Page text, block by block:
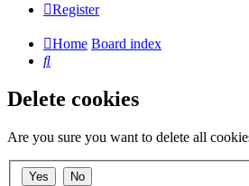
Register
Home Board index
Search
Delete cookies
Are you sure you want to delete all